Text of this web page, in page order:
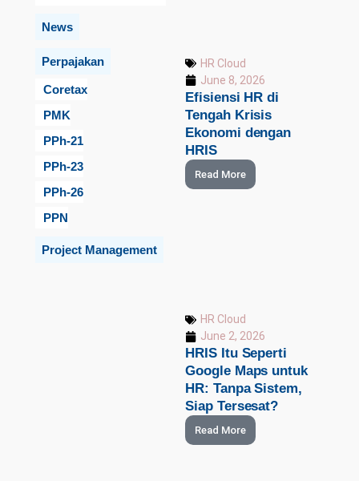
News
Perpajakan
Coretax
PMK
PPh-21
PPh-23
PPh-26
PPN
Project Management
HR Cloud
June 8, 2026
Efisiensi HR di
Tengah Krisis
Ekonomi dengan
HRIS
Read More
HR Cloud
June 2, 2026
HRIS Itu Seperti
Google Maps untuk
HR: Tanpa Sistem,
Siap Tersesat?
Read More